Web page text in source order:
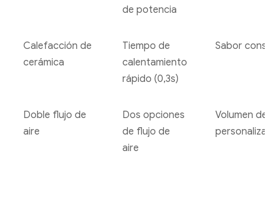
de potencia
Calefacción de
cerámica
Tiempo de
calentamiento
rápido (0,3s)
Sabor
Doble flujo de
aire
Dos opciones
de flujo de
aire
Volumen de